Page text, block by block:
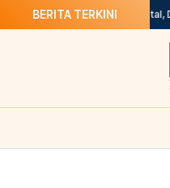
BERITA TERKINI
Ini Solusinya Kepdirjen Batal,